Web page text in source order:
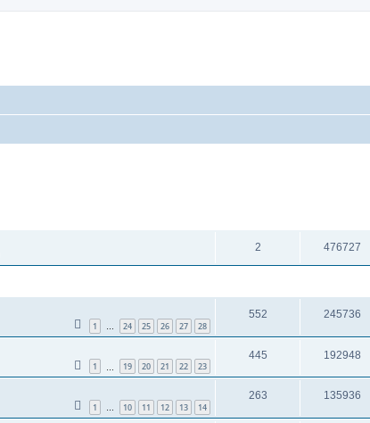
2 476727
1 … 24 25 26 27 28
552 245736
1 19 20 21 22 23
445 192948
1 … 10 11 12 13 14
263 135936